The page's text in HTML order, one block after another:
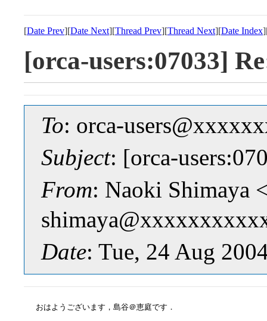
[Date Prev][Date Next][Thread Prev][Thread Next][Date Index
[orca-users:07033]
To: orca-
Subject: [orca-
From: Naoki Shimaya
Date: Tue, 24 Aug
おはようございます，島谷＠恵庭です．